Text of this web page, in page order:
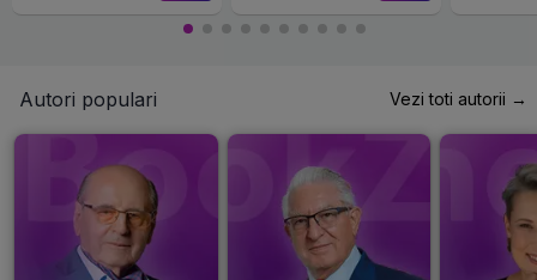
Autori populari Vezi toti autorii →